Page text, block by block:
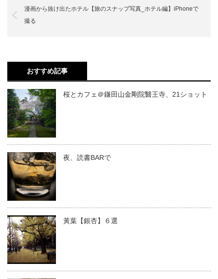
漫画から抜け出たホテル【旅のスナップ写真_ホテル編】iPhoneで
撮る
おすすめ記事
桜とカフェ＠鎌田山金剛院醫王寺、21ショット
夜、読書BARで
黃葉【銀杏】６選